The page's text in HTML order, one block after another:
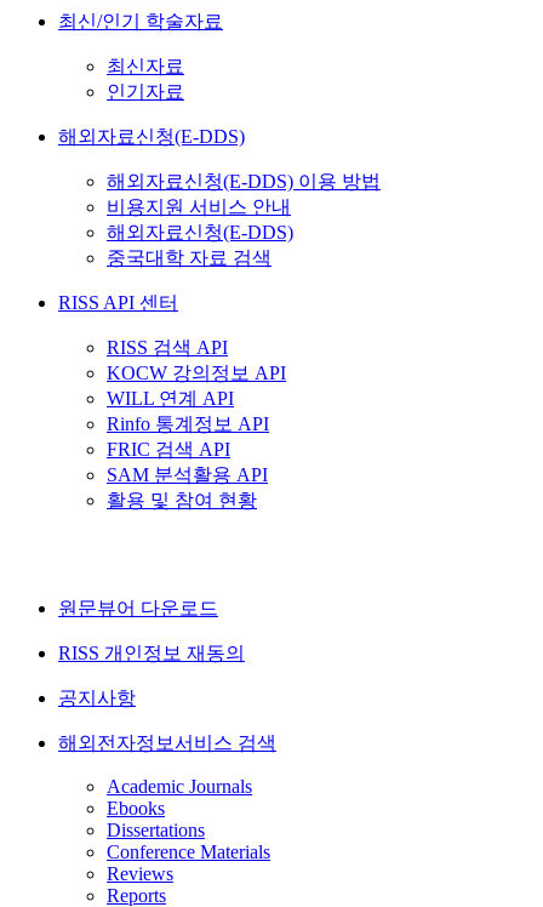
최신/인기 학술자료
최신자료
인기자료
해외자료신청(E-DDS)
해외자료신청(E-DDS) 이용 방법
비용지원 서비스 안내
해외자료신청(E-DDS)
중국대학 자료 검색
RISS API 센터
RISS 검색 API
KOCW 강의정보 API
WILL 연계 API
Rinfo 통계정보 API
FRIC 검색 API
SAM 분석활용 API
활용 및 참여 현황
원문뷰어 다운로드
RISS 개인정보 재동의
공지사항
해외전자정보서비스 검색
Academic Journals
Ebooks
Dissertations
Conference Materials
Reviews
Reports